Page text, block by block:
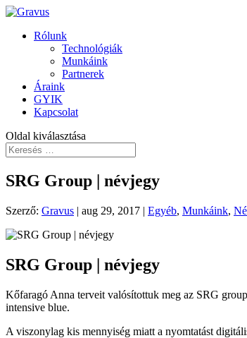
Rólunk
Technológiák
Munkáink
Partnerek
Áraink
GYIK
Kapcsolat
Oldal kiválasztása
SRG Group | névjegy
Szerző: Gravus | aug 29, 2017 | Egyéb, Munkáink,
SRG Group | névjegy
Kőfaragó Anna terveit valósítottuk meg az SRG
intensive blue.
A viszonylag kis mennyiség miatt a nyomtatást